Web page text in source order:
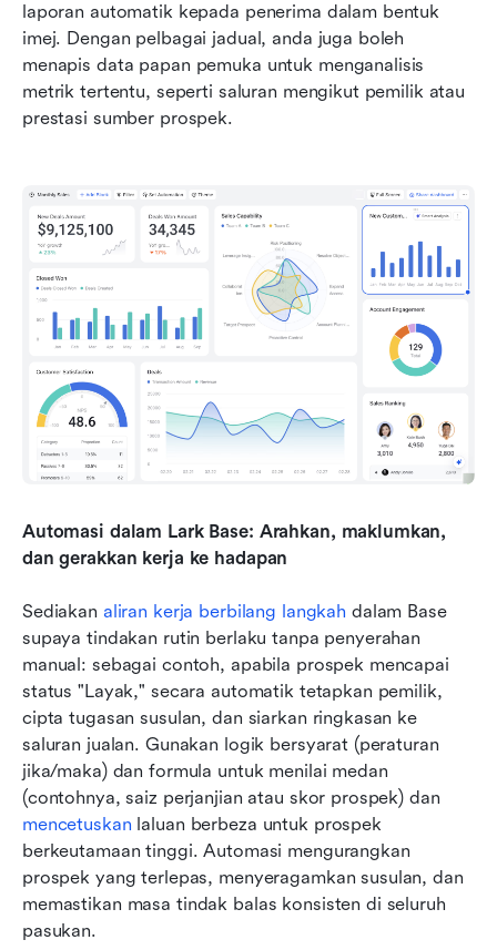
laporan automatik kepada penerima dalam bentuk
imej. Dengan pelbagai jadual, anda juga boleh
menapis data papan pemuka untuk menganalisis
metrik tertentu, seperti saluran mengikut pemilik atau
prestasi sumber prospek.
Automasi dalam Lark Base: Arahkan, maklumkan,
dan gerakkan kerja ke hadapan
Sediakan aliran kerja berbilang langkah dalam Base
supaya tindakan rutin berlaku tanpa penyerahan
manual: sebagai contoh, apabila prospek mencapai
status "Layak," secara automatik tetapkan pemilik,
cipta tugasan susulan, dan siarkan ringkasan ke
saluran jualan. Gunakan logik bersyarat (peraturan
jika/maka) dan formula untuk menilai medan
mencetuskan laluan berbeza untuk prospek
berkeutamaan tinggi. Automasi mengurangkan
prospek yang terlepas, menyeragamkan susulan, dan
memastikan masa tindak balas konsisten di seluruh
pasukan.